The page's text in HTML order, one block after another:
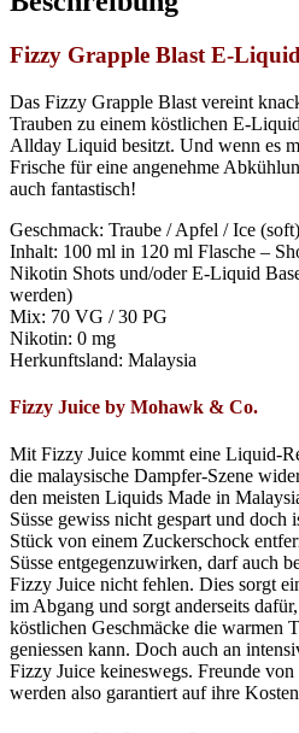
Fizzy Grapple Blast E-
Das Fizzy Grapple Blast vereint
Trauben zu einem köstlichen E-
Allday Liquid besitzt. Und wenn es
Frische für eine angenehme
auch fantastisch!
Geschmack: Traube / Apfel / Ice (soft)
Inhalt: 100 ml in 120 ml Flasche –
Nikotin Shots und/oder E-Liquid
werden)
Mix: 70 VG / 30 PG
Nikotin: 0 mg
Herkunftsland: Malaysia
Fizzy Juice by Mohawk & Co.
MitFizzy Juice kommt eine Liquid-
die malaysische Dampfer-Szene
den meisten Liquids Made in
Süsse gewiss nicht gespart und doch
Stück von einem Zuckerschock
Süsse entgegenzuwirken, darf auch
Fizzy Juice nicht fehlen. Dies sorgt
im Abgang und sorgt anderseits
köstlichen Geschmäcke die warmen
geniessen kann. Doch auch an
Fizzy Juice keineswegs. Freunde
werden also garantiert auf ihre